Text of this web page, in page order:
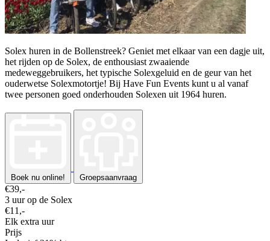
Solex huren in de Bollenstreek? Geniet met elkaar van een dagje uit,
het rijden op de Solex, de enthousiast zwaaiende
medeweggebruikers, het typische Solexgeluid en de geur van het
ouderwetse Solexmotortje! Bij Have Fun Events kunt u al vanaf
twee personen goed onderhouden Solexen uit 1964 huren.
Boek nu online! Groepsaanvraag
€39,-
3 uur op de Solex
€11,-
Elk extra uur
Prijs